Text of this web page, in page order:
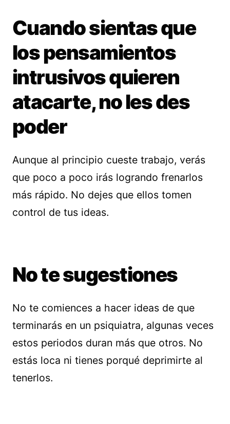
Cuando sientas que
los pensamientos
intrusivos quieren
atacarte, no les des
poder
Aunque al principio cueste trabajo, verás
que poco a poco irás logrando frenarlos
más rápido. No dejes que ellos tomen
control de tus ideas.
No te sugestiones
No te comiences a hacer ideas de que
terminarás en un psiquiatra, algunas veces
estos periodos duran más que otros. No
estás loca ni tienes porqué deprimirte al
tenerlos.